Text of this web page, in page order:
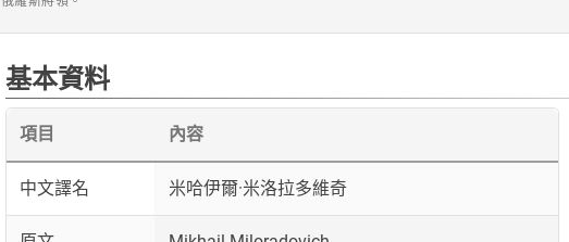
基本資料
項目 內容
中文譯名 米哈伊爾·米洛拉多維奇